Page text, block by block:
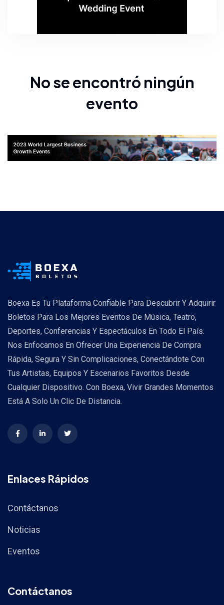
No se encontró ningún
evento
Boexa Es Tu Plataforma Confiable Para Descubrir Y Adquirir
Boletos Para Los Mejores Eventos De Música, Teatro,
Deportes, Conferencias Y Espectáculos En Todo El País.
Nos Enfocamos En Ofrecer Una Experiencia De Compra
Rápida, Segura Y Sin Complicaciones, Conectándote Con
Tus Artistas, Equipos Y Escenarios Favoritos Desde
Cualquier Dispositivo. Con Boexa, Vivir Grandes Momentos
Está A Solo Un Clic De Distancia.
Enlaces Rápidos
Contáctanos
Noticias
Eventos
Contáctanos